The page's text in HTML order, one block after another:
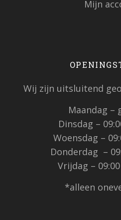
Mijn
Wij zijn uitsluitend
Maandag –
Dinsdag –
Woensdag –
Donderdag –
Vrijdag –
*alleen